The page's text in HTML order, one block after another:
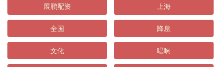
展鹏配资 上海
全国 降息
文化 唱响